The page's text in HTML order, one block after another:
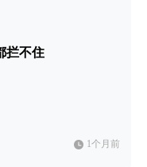
拦不住
1个月前